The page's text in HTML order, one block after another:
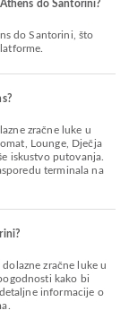
do Santorini?
zračne luke u
Lounge, Dječja
iskustvo putovanja.
terminala na
zračne luke u
kako bi
informacije o